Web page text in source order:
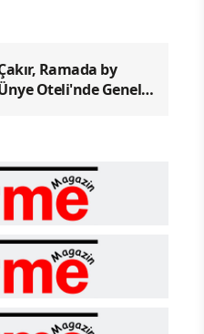
Ramada by
Oteli'nde Genel